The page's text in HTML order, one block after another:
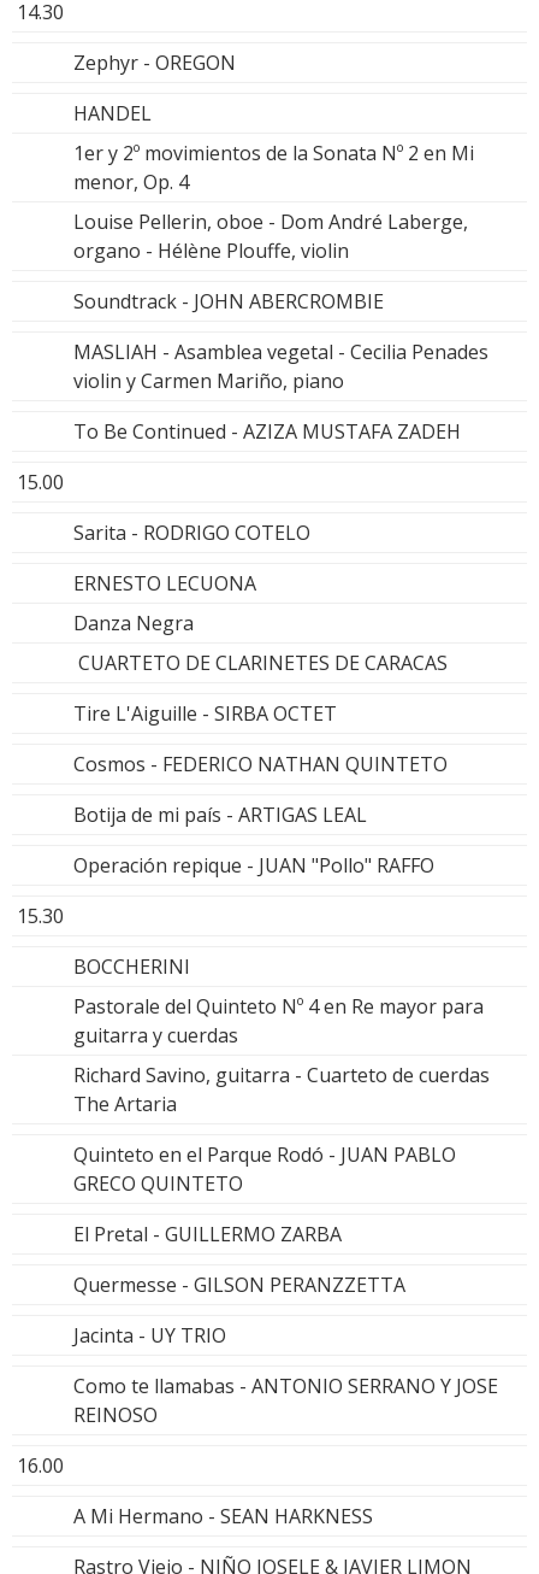
14.30
Zephyr - OREGON
HANDEL
1er y 2º movimientos de la Sonata Nº 2 en Mi
menor, Op. 4
Louise Pellerin, oboe - Dom André Laberge,
organo - Hélène Plouffe, violin
Soundtrack - JOHN ABERCROMBIE
MASLIAH - Asamblea vegetal - Cecilia Penades
violin y Carmen Mariño, piano
To Be Continued - AZIZA MUSTAFA ZADEH
15.00
Sarita - RODRIGO COTELO
ERNESTO LECUONA
Danza Negra
CUARTETO DE CLARINETES DE CARACAS
Tire L'Aiguille - SIRBA OCTET
Cosmos - FEDERICO NATHAN QUINTETO
Botija de mi país - ARTIGAS LEAL
Operación repique - JUAN "Pollo" RAFFO
15.30
BOCCHERINI
Pastorale del Quinteto Nº 4 en Re mayor para
guitarra y cuerdas
Richard Savino, guitarra - Cuarteto de cuerdas
The Artaria
Quinteto en el Parque Rodó - JUAN PABLO
GRECO QUINTETO
El Pretal - GUILLERMO ZARBA
Quermesse - GILSON PERANZZETTA
Jacinta - UY TRIO
Como te llamabas - ANTONIO SERRANO Y JOSE
REINOSO
16.00
A Mi Hermano - SEAN HARKNESS
Rastro Viejo - NIÑO JOSELE & JAVIER LIMON